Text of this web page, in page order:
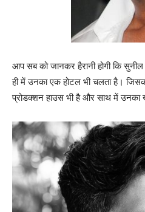
आप सब को जानकर हैरानी होगी कि
ही में उनका एक होटल भी चलता है।
प्रोडक्शन हाउस भी है और साथ में उनका